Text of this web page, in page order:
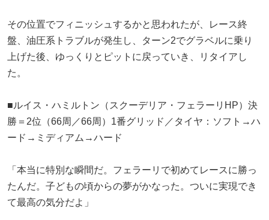
その位置でフィニッシュするかと思われたが、レース終
盤、油圧系トラブルが発生し、ターン2でグラベルに乗り
上げた後、ゆっくりとピットに戻っていき、リタイアし
た。
■ルイス・ハミルトン（スクーデリア・フェラーリHP）決
勝＝2位（66周／66周）1番グリッド／タイヤ：ソフト→ハ
ード→ミディアム→ハード
「本当に特別な瞬間だ。フェラーリで初めてレースに勝っ
たんだ。子どもの頃からの夢がかなった。ついに実現でき
て最高の気分だよ」